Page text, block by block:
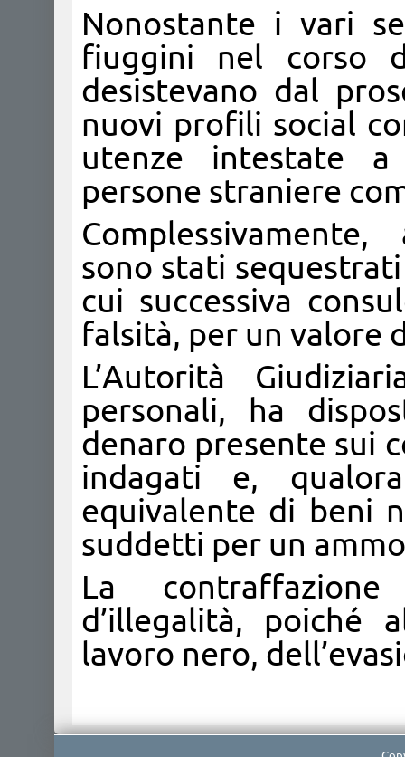
Nonostante i vari
fiuggini nel corso
desistevano dal
nuovi profili social
utenze intestate
persone straniere
sono stati
cui successiva
falsità, per un valore
L’Autorità
personali, ha
denaro presente sui
indagati e,
equivalente di beni
suddetti per un
La
d’illegalità, poiché
lavoro nero,